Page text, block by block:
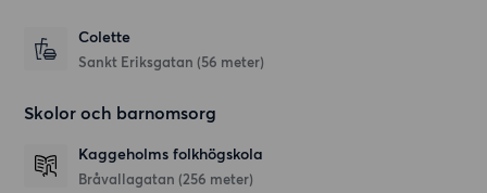
Colette
Sankt Eriksgatan (56 meter)
Skolor och barnomsorg
Kaggeholms folkhögskola
Bråvallagatan (256 meter)